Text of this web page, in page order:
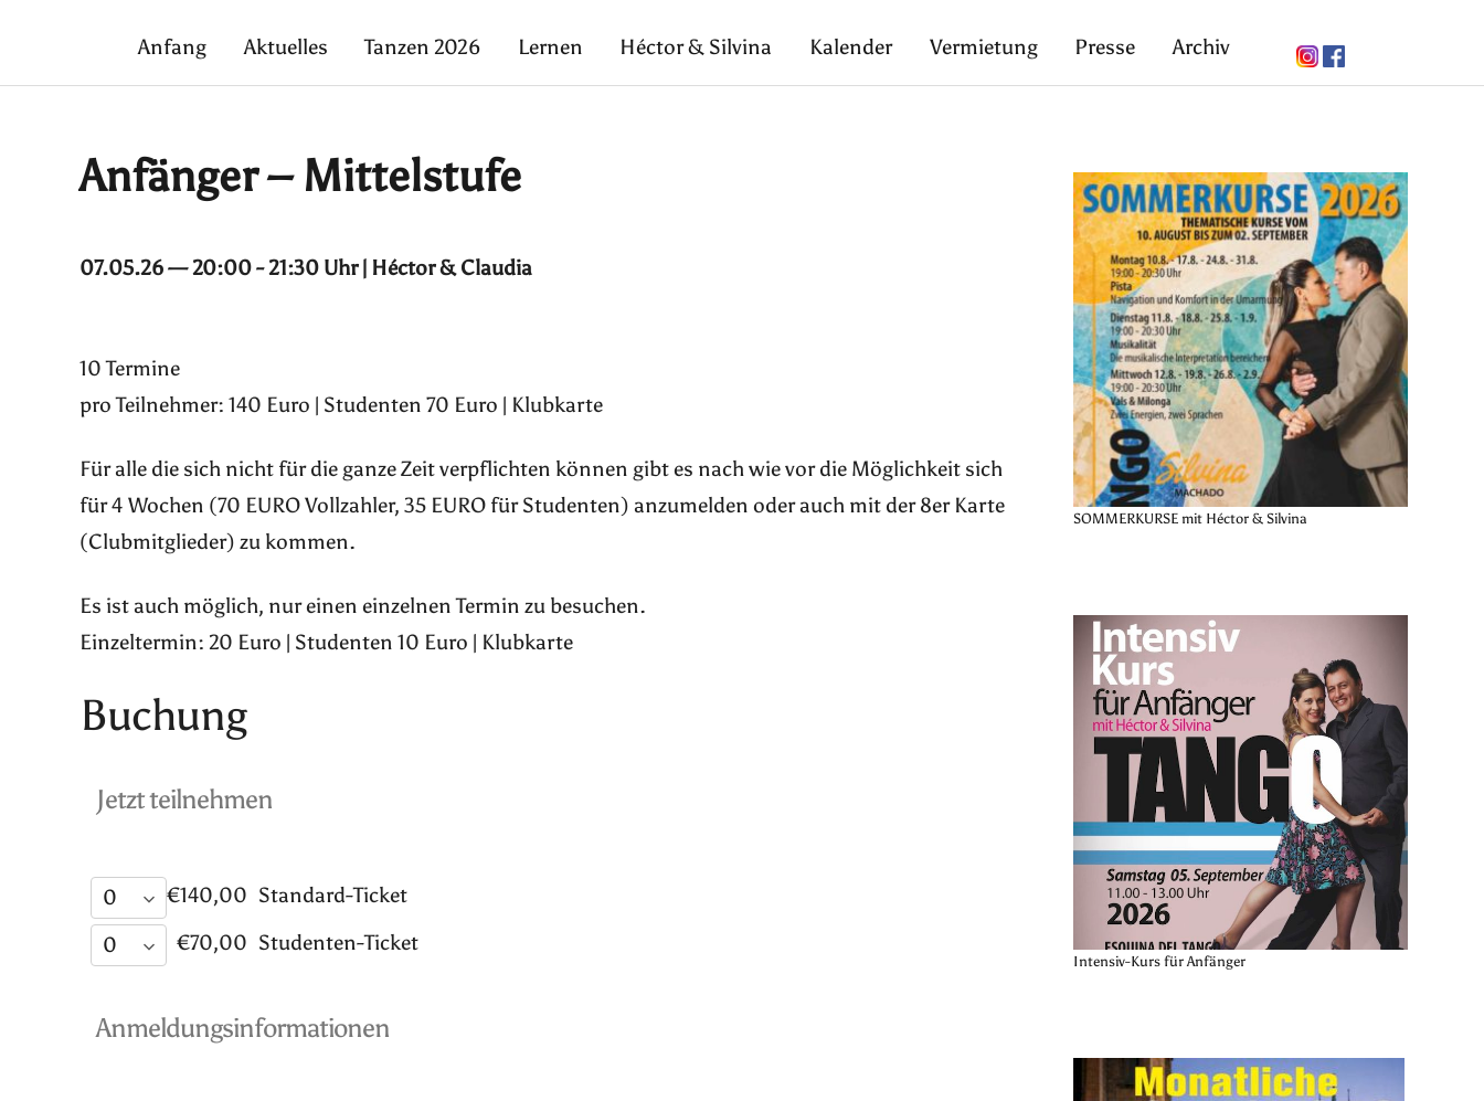
Anfang Aktuelles Tanzen 2026 Lernen Héctor & Silvina Kalender Vermietung Presse Archiv
Anfänger – Mittelstufe
07.05.26 — 20:00 - 21:30 Uhr | Héctor & Claudia
10 Termine
pro Teilnehmer: 140 Euro | Studenten 70 Euro | Klubkarte
Für alle die sich nicht für die ganze Zeit verpflichten können gibt es nach wie vor die Möglichkeit sich
für 4 Wochen (70 EURO Vollzahler, 35 EURO für Studenten) anzumelden oder auch mit der 8er Karte
(Clubmitglieder) zu kommen.
Es ist auch möglich, nur einen einzelnen Termin zu besuchen.
Einzeltermin: 20 Euro | Studenten 10 Euro | Klubkarte
Buchung
Jetzt teilnehmen
€140,00 Standard-Ticket
€70,00 Studenten-Ticket
Anmeldungsinformationen
SOMMERKURSE mit Héctor & Silvina
Intensiv-Kurs für Anfänger